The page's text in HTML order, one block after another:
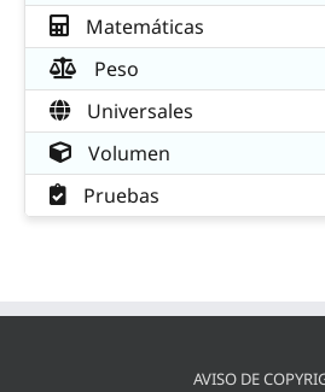
Matemáticas
Peso
Universales
Volumen
Pruebas
AVISO DE